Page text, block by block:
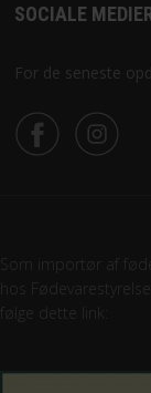
SOCIALE
For de seneste
Som importør af
hos
følge dette link: